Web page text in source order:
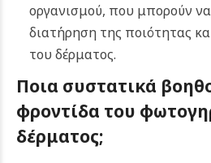
οργανισμού, που μπορούν
διατήρηση της ποιότητας
του δέρματος.
Ποια συστατικά
φροντίδα του
δέρματος;